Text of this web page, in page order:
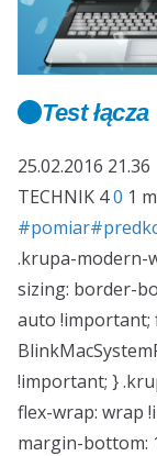
Test łącza
25.02.2016
TECHNIK 40 1
#pomiar
.krupa-modern-
sizing: border-
auto !important;
!important; }
flex-wrap: wrap
margin-bottom: